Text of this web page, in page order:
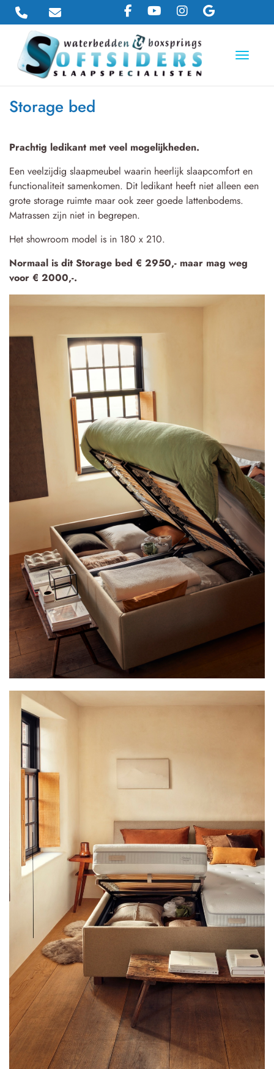
Toggle
Storage bed
Prachtig ledikant met veel mogelijkheden.
Een veelzijdig slaapmeubel waarin heerlijk slaapcomfort en
functionaliteit samenkomen. Dit ledikant heeft niet alleen een
grote storage ruimte maar ook zeer goede lattenbodems.
Matrassen zijn niet in begrepen.
Het showroom model is in 180 x 210.
Normaal is dit Storage bed € 2950,- maar mag weg
voor € 2000,-.